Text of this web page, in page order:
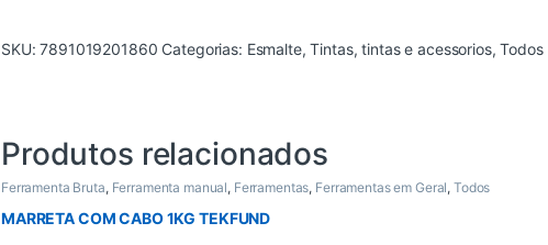
SKU:7891019201860 Categorias: Esmalte,Tintas,tintas e acessorios,Todos
Produtos relacionados
Ferramenta Bruta, Ferramenta manual, Ferramentas, Ferramentas em Geral, Todos
MARRETA COM CABO 1KG TEKFUND